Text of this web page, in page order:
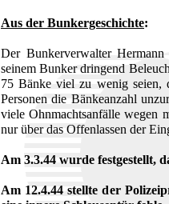
Aus der Bunkergeschichte:
Der Bunkerverwalter
seinem Bunker dringend
75 Bänke viel zu wenig seien,
Personen die Bänkeanzahl
viele Ohnmachtsanfälle wegen
nur über das Offenlassen der
Am 3.3.44 wurde festgestellt,
Am 12.4.44 stellte der